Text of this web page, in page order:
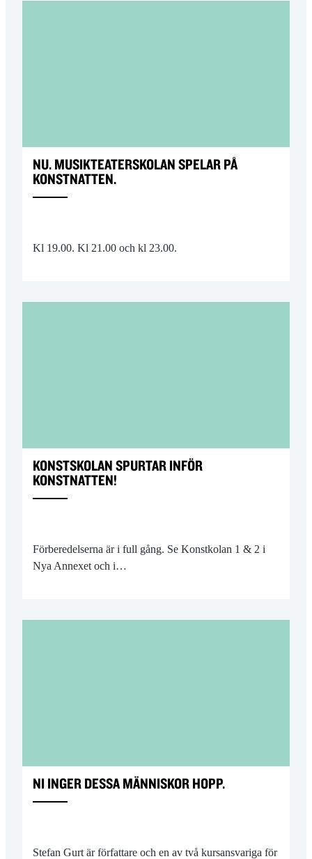
NU. MUSIKTEATERSKOLAN SPELAR PÅ
KONSTNATTEN.
Kl 19.00. Kl 21.00 och kl 23.00.
KONSTSKOLAN SPURTAR INFÖR
KONSTNATTEN!
Förberedelserna är i full gång. Se Konstkolan 1 & 2 i
Nya Annexet och i…
NI INGER DESSA MÄNNISKOR HOPP.
Stefan Gurt är författare och en av två kursansvariga för